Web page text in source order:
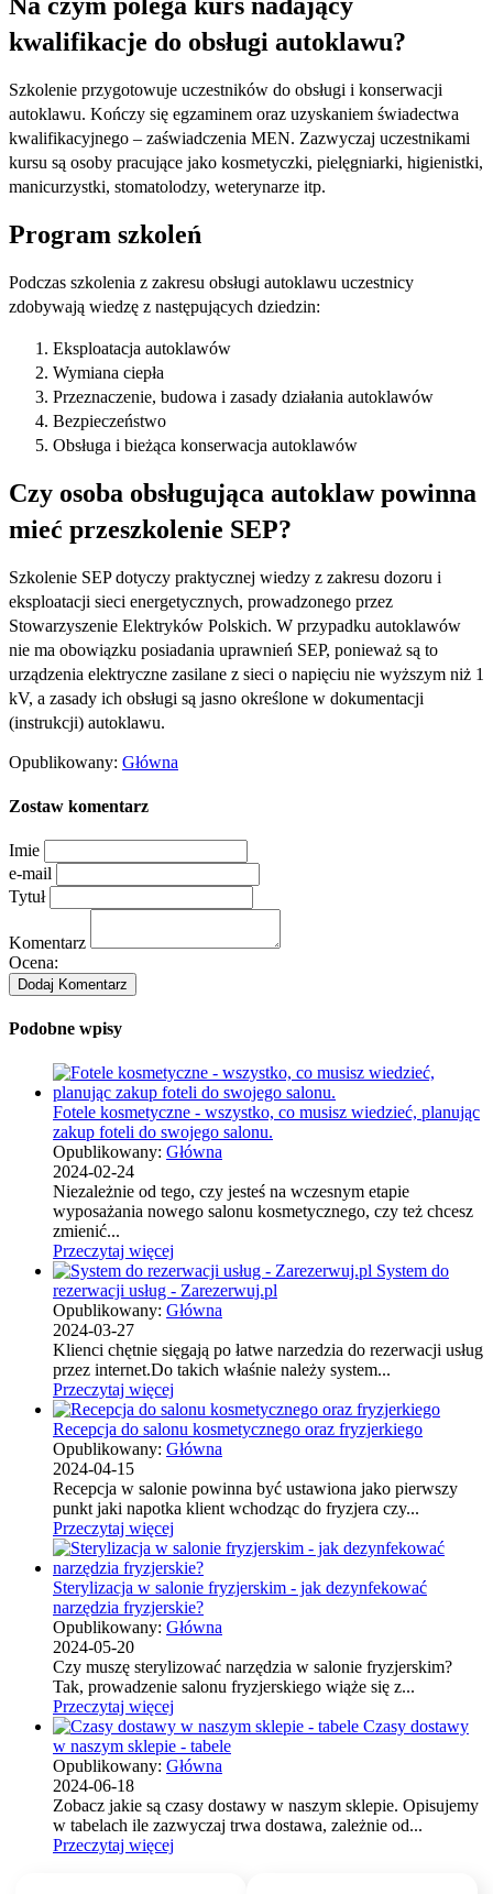
Na czym polega kurs nadający
kwalifikacje do obsługi autoklawu?
Szkolenie przygotowuje uczestników do obsługi i konserwacji
autoklawu. Kończy się egzaminem oraz uzyskaniem świadectwa
kwalifikacyjnego – zaświadczenia MEN. Zazwyczaj uczestnikami
kursu są osoby pracujące jako kosmetyczki, pielęgniarki, higienistki,
manicurzystki, stomatolodzy, weterynarze itp.
Program szkoleń
Podczas szkolenia z zakresu obsługi autoklawu uczestnicy
zdobywają wiedzę z następujących dziedzin:
Eksploatacja autoklawów
Wymiana ciepła
Przeznaczenie, budowa i zasady działania autoklawów
Bezpieczeństwo
Obsługa i bieżąca konserwacja autoklawów
Czy osoba obsługująca autoklaw powinna
mieć przeszkolenie SEP?
Szkolenie SEP dotyczy praktycznej wiedzy z zakresu dozoru i
eksploatacji sieci energetycznych, prowadzonego przez
Stowarzyszenie Elektryków Polskich. W przypadku autoklawów
nie ma obowiązku posiadania uprawnień SEP, ponieważ są to
urządzenia elektryczne zasilane z sieci o napięciu nie wyższym niż 1
kV, a zasady ich obsługi są jasno określone w dokumentacji
(instrukcji) autoklawu.
Opublikowany: Główna
Zostaw komentarz
Imie
e-mail
Tytuł
Komentarz
Ocena:
Podobne wpisy
Fotele kosmetyczne - wszystko, co musisz wiedzieć, planując
zakup foteli do swojego salonu.
Opublikowany: Główna
2024-02-24
Niezależnie od tego, czy jesteś na wczesnym etapie
wyposażania nowego salonu kosmetycznego, czy też chcesz
zmienić...
Przeczytaj więcej
System do
rezerwacji usług - Zarezerwuj.pl
Opublikowany: Główna
2024-03-27
Klienci chętnie sięgają po łatwe narzedzia do rezerwacji usług
przez internet.Do takich właśnie należy system...
Przeczytaj więcej
Recepcja do salonu kosmetycznego oraz fryzjerkiego
Opublikowany: Główna
2024-04-15
Recepcja w salonie powinna być ustawiona jako pierwszy
punkt jaki napotka klient wchodząc do fryzjera czy...
Przeczytaj więcej
Sterylizacja w salonie fryzjerskim - jak dezynfekować
narzędzia fryzjerskie?
Opublikowany: Główna
2024-05-20
Czy muszę sterylizować narzędzia w salonie fryzjerskim?
Tak, prowadzenie salonu fryzjerskiego wiąże się z...
Przeczytaj więcej
Czasy dostawy
w naszym sklepie - tabele
Opublikowany: Główna
2024-06-18
Zobacz jakie są czasy dostawy w naszym sklepie. Opisujemy
w tabelach ile zazwyczaj trwa dostawa, zależnie od...
Przeczytaj więcej